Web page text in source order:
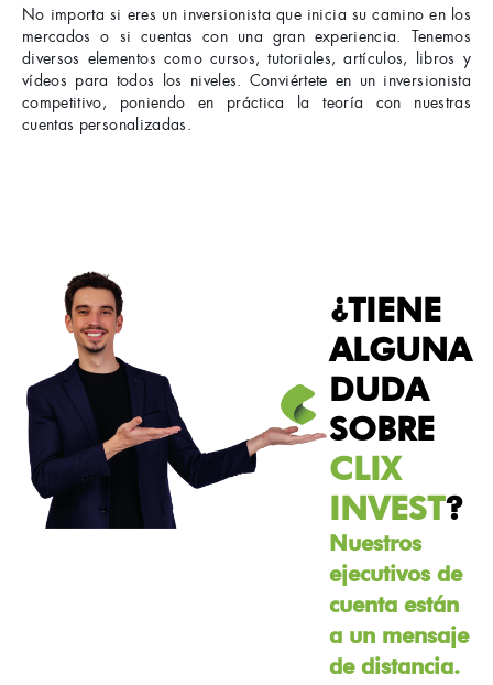
No importa si eres un inversionista que inicia su camino en los
mercados o si cuentas con una gran experiencia. Tenemos
diversos elementos como cursos, tutoriales, artículos, libros y
vídeos para todos los niveles. Conviértete en un inversionista
competitivo, poniendo en práctica la teoría con nuestras
cuentas personalizadas.
¿TIENE
ALGUNA
DUDA
SOBRE
CLIX
INVEST?
Nuestros
ejecutivos de
cuenta están
a un mensaje
de distancia.